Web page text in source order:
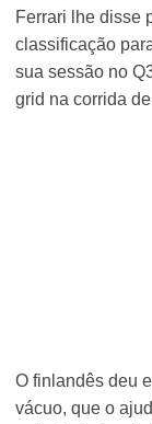
Ferrari lhe disse
classificação
sua sessão no
grid na corrida
O finlandês deu
vácuo, que o